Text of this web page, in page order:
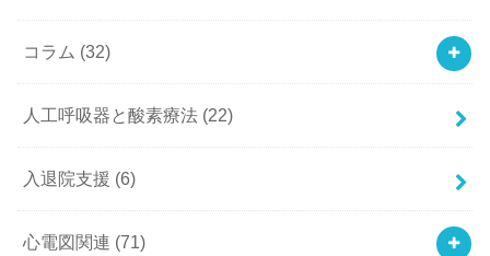
コラム (32)
人工呼吸器と酸素療法 (22)
入退院支援 (6)
心電図関連 (71)